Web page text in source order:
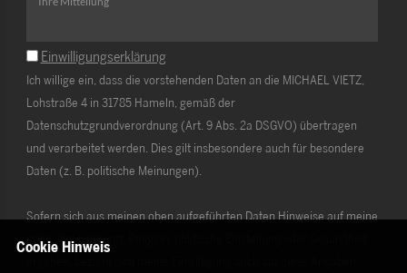
Einwilligungserklärung
Ich willige ein, dass die vorstehenden Daten an die MICHAEL VIETZ,
Lohstraße 4 in 31785 Hameln, gemäß der
Datenschutzgrundverordnung (Art. 9 Abs. 2a DSGVO) übertragen
und verarbeitet werden. Dies gilt insbesondere auch für besondere
Daten (z. B. politische Meinungen).
Sofern sich aus meinen oben aufgeführten Daten Hinweise auf meine
ethnische Herkunft, Religion, politische Einstellung oder Gesundheit
Cookie Hinweis